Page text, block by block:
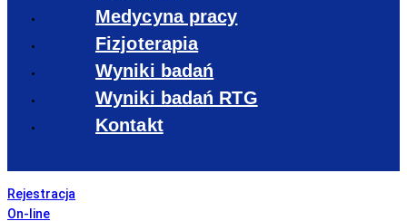
Medycyna pracy
Fizjoterapia
Wyniki badań
Wyniki badań RTG
Kontakt
Rejestracja
On-line